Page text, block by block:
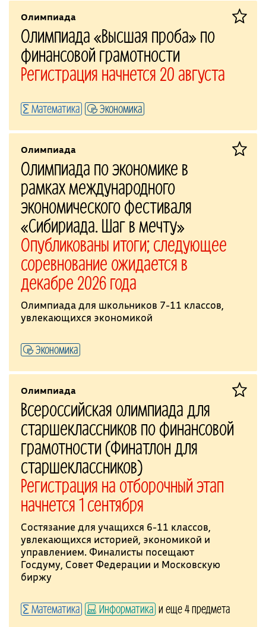
Олимпиада
Олимпиада «Высшая проба» по
финансовой грамотности
Регистрация начнется 20 августа
Математика Экономика
Олимпиада
Олимпиада по экономике в
рамках международного
экономического фестиваля
«Сибириада. Шаг в мечту»
Опубликованы итоги; следующее
соревнование ожидается в
декабре 2026 года
Олимпиада для школьников 7-11 классов,
увлекающихся экономикой
Экономика
Олимпиада
Всероссийская олимпиада для
старшеклассников по финансовой
грамотности (Финатлон для
старшеклассников)
Регистрация на отборочный этап
начнется 1 сентября
Состязание для учащихся 6-11 классов,
увлекающихся историей, экономикой и
управлением. Финалисты посещают
Госдуму, Совет Федерации и Московскую
биржу
Математика Информатика и еще 4 предмета